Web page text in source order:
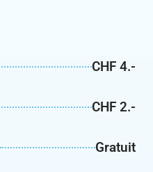
CHF 4.-
CHF 2.-
Gratuit